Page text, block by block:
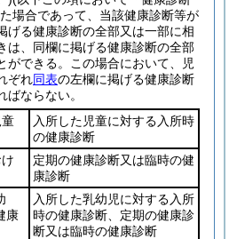
場合であって、当該健康診断等が
げる健康診断の全部又は一部に相
は、同欄に掲げる健康診断の全部
ができる。
この場合において、児
ぞれ同表の左欄に掲げる健康診断
ならない。
入所した児童に対する入所時
の健康診断
定期の健康診断又は臨時の健
康診断
康
入所した乳幼児に対する入所
時の健康診断、定期の健康診
断又は臨時の健康診断